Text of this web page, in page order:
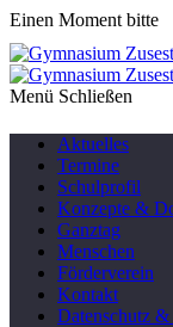
Einen Moment bitte
Menü
Aktuelles
Termine
Schulprofil
Konzepte &
Ganztag
Menschen
Förderverein
Kontakt
Datenschutz